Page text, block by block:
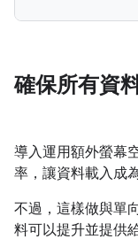
確保所有資
導入運用額外螢幕
率，讓資料載入成
不過，這樣做與單
料可以提升並提供